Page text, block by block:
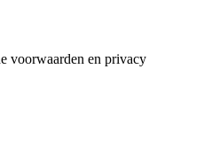
voorwaarden en privacy